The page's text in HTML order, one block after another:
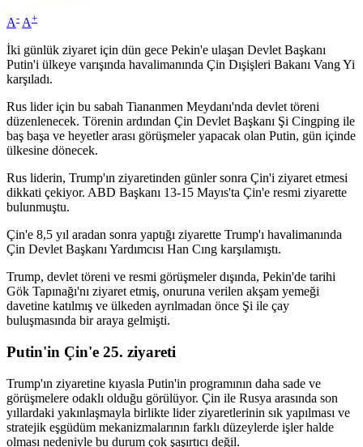
A- A+
İki günlük ziyaret için dün gece Pekin'e ulaşan Devlet Başkanı
Putin'i ülkeye varışında havalimanında Çin Dışişleri Bakanı Vang Yi
karşıladı.
Rus lider için bu sabah Tiananmen Meydanı'nda devlet töreni
düzenlenecek. Törenin ardından Çin Devlet Başkanı Şi Cingping ile
baş başa ve heyetler arası görüşmeler yapacak olan Putin, gün içinde
ülkesine dönecek.
Rus liderin, Trump'ın ziyaretinden günler sonra Çin'i ziyaret etmesi
dikkati çekiyor. ABD Başkanı 13-15 Mayıs'ta Çin'e resmi ziyarette
bulunmuştu.
Çin'e 8,5 yıl aradan sonra yaptığı ziyarette Trump'ı havalimanında
Çin Devlet Başkanı Yardımcısı Han Cıng karşılamıştı.
Trump, devlet töreni ve resmi görüşmeler dışında, Pekin'de tarihi
Gök Tapınağı'nı ziyaret etmiş, onuruna verilen akşam yemeği
davetine katılmış ve ülkeden ayrılmadan önce Şi ile çay
buluşmasında bir araya gelmişti.
Putin'in Çin'e 25. ziyareti
Trump'ın ziyaretine kıyasla Putin'in programının daha sade ve
görüşmelere odaklı olduğu görülüyor. Çin ile Rusya arasında son
yıllardaki yakınlaşmayla birlikte lider ziyaretlerinin sık yapılması ve
stratejik eşgüdüm mekanizmalarının farklı düzeylerde işler halde
olması nedeniyle bu durum çok şaşırtıcı değil.